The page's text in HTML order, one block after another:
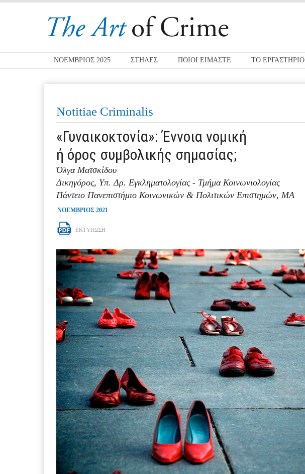
ΝΟΕΜΒΡΙΟΣ 2025 ΣΤΗΛΕΣ ΠΟΙΟΙ ΕΙΜΑΣΤΕ ΤΟ ΕΡΓΑΣΤΗΡΙΟ
Notitiae Criminalis
«Γυναικοκτονία»: Έννοια νομική
ή όρος συμβολικής σημασίας;
Όλγα Ματσκίδου
Δικηγόρος, Υπ. Δρ. Εγκληματολογίας - Τμήμα Κοινωνιολογίας
Πάντειο Πανεπιστήμιο Κοινωνικών & Πολιτικών Επιστημών, ΜΑ
ΝΟΕΜΒΡΙΟΣ 2021
ΕΚΤΥΠΩΣΗ